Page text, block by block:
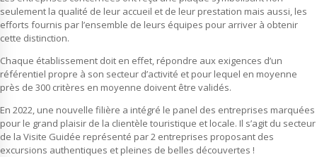
seulement la qualité de leur accueil et de leur prestation mais aussi, les
efforts fournis par l’ensemble de leurs équipes pour arriver à obtenir
cette distinction.
Chaque établissement doit en effet, répondre aux exigences d’un
référentiel propre à son secteur d’activité et pour lequel en moyenne
près de 300 critères en moyenne doivent être validés.
En 2022, une nouvelle filière a intégré le panel des entreprises marquées
pour le grand plaisir de la clientèle touristique et locale. Il s’agit du secteur
de la Visite Guidée représenté par 2 entreprises proposant des
excursions authentiques et pleines de belles découvertes !